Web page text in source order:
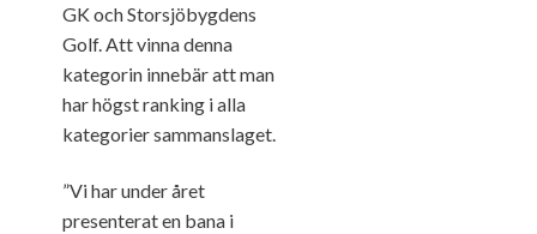
GK och Storsjöbygdens
Golf. Att vinna denna
kategorin innebär att man
har högst ranking i alla
kategorier sammanslaget.
”Vi har under året
presenterat en bana i